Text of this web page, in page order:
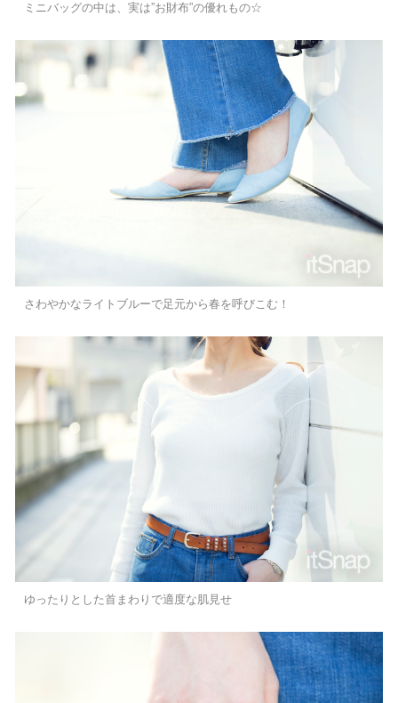
ミニバッグの中は、実は”お財布”の優れもの☆
さわやかなライトブルーで足元から春を呼びこむ！
ゆったりとした首まわりで適度な肌見せ